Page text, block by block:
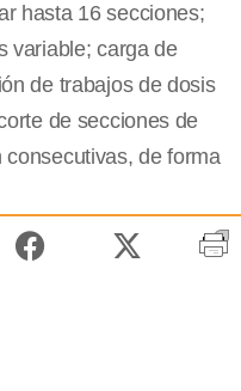
hasta 16 secciones;
variable; carga de
de trabajos de dosis
de secciones de
de forma